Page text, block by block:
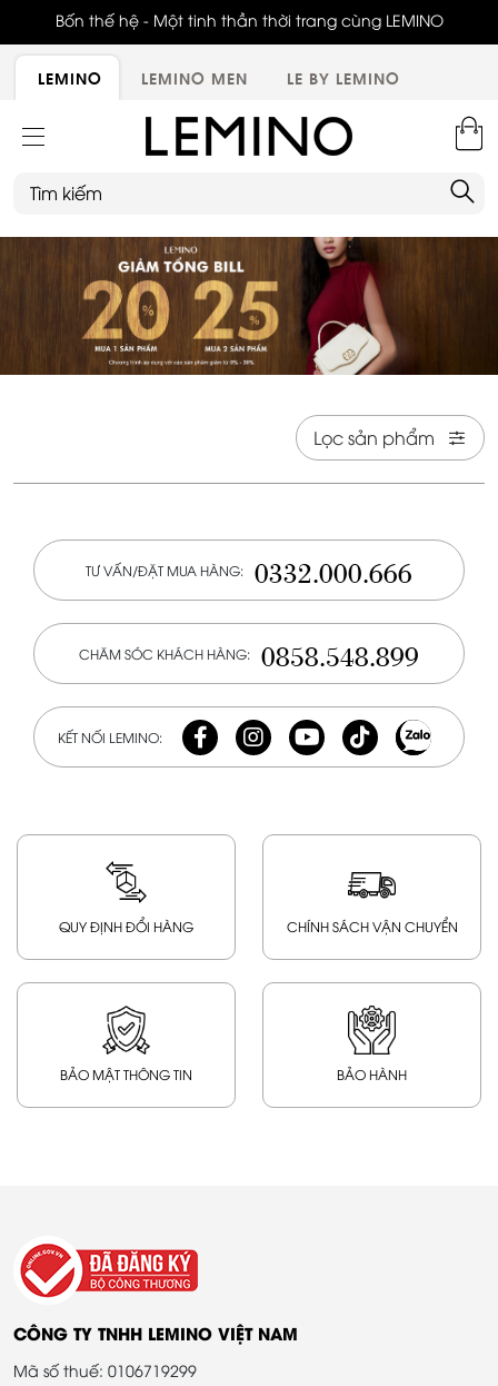
Bốn thế hệ - Một tinh thần thời trang cùng LEMINO
LEMINO LEMINO MEN LE BY LEMINO
Lọc sản phẩm
TƯ VẤN/ĐẶT MUA HÀNG: 0332.000.666
CHĂM SÓC KHÁCH HÀNG: 0858.548.899
KẾT NỐI LEMINO:
QUY ĐỊNH ĐỔI HÀNG CHÍNH SÁCH VẬN CHUYỂN
BẢO MẬT THÔNG TIN BẢO HÀNH
CÔNG TY TNHH LEMINO VIỆT NAM
Mã số thuế: 0106719299